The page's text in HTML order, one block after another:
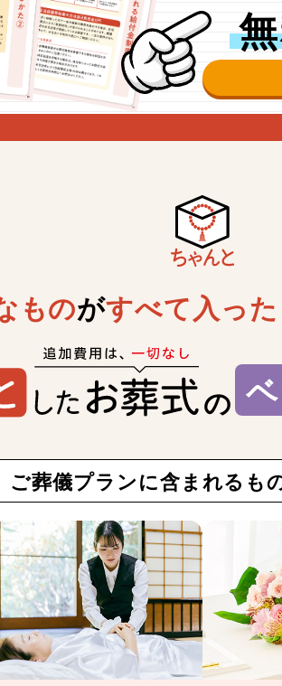
ものがすべて入った
の
ご葬儀プランに含まれるも